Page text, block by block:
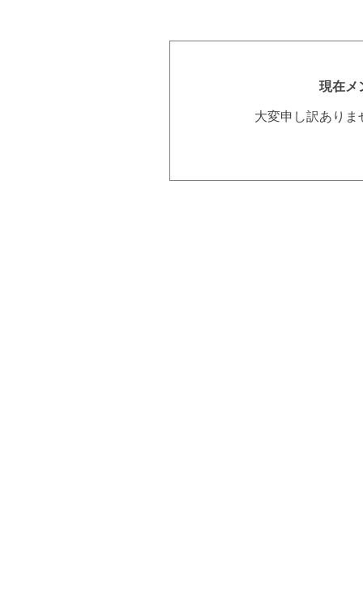
現在メ
大変申し訳あり